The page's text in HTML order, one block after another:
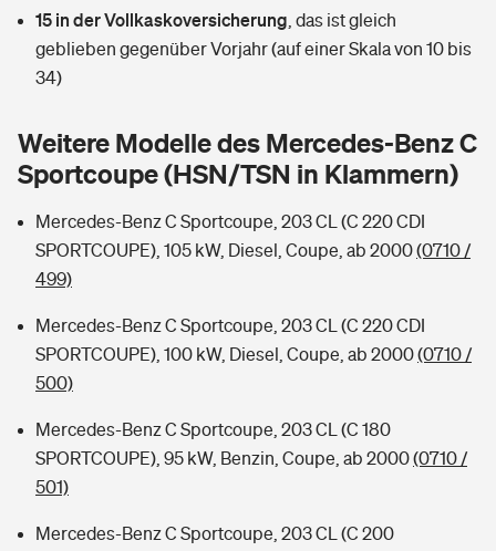
Hochwasser-Check: Wie gefährdet ist Ihr Haus?
Sie haben Fragen?
Private Cyberversicherung
Zur Übersicht
Tools
Sie haben Fragen?
Rentenrechner: Wie viel Geld bekomme ich im Alter?
15 in der Vollkaskoversicherung das ist gleich
geblieben gegenüber Vorjahr (auf einer Skala von 10 bis
34)
Weitere Modelle des Mercedes-Benz C
Sportcoupe (HSN/TSN in Klammern)
Mercedes-Benz C Sportcoupe, 203 CL (C 220 CDI
SPORTCOUPE), 105 kW, Diesel, Coupe, ab 2000(0710 /
499)
Mercedes-Benz C Sportcoupe, 203 CL (C 220 CDI
SPORTCOUPE), 100 kW, Diesel, Coupe, ab 2000(0710 /
500)
Mercedes-Benz C Sportcoupe, 203 CL (C 180
SPORTCOUPE), 95 kW, Benzin, Coupe, ab 2000(0710 /
501)
Mercedes-Benz C Sportcoupe, 203 CL (C 200